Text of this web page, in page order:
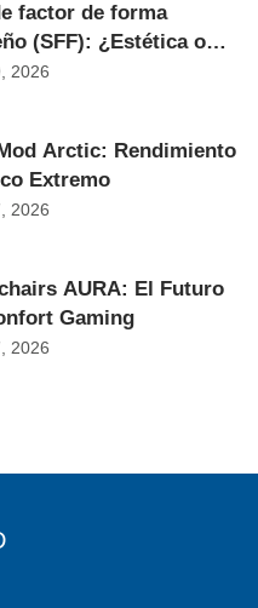
factor de forma
(SFF): ¿Estética o
2026
Arctic: Rendimiento
Extremo
2026
AURA: El Futuro
Gaming
2026